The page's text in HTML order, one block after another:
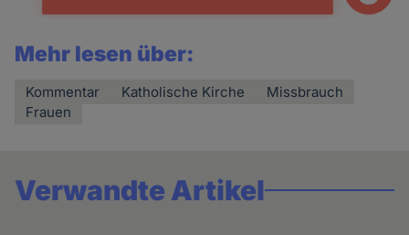
Mehr lesen über:
Kommentar Katholische Kirche
Missbrauch
Frauen
Verwandte Artikel